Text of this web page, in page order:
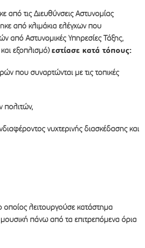
από τις Διευθύνσεις Αστυνομίας
από κλιμάκια ελέγχων που
από Αστυνομικές Υπηρεσίες Τάξης,
εξοπλισμό)εστίασε κατά τόπους:
που συναρτώνται με τις τοπικές
πολιτών,
νυχτερινής διασκέδασης και
λειτουργούσε κατάστημα
πάνω από τα επιτρεπόμενα όρια